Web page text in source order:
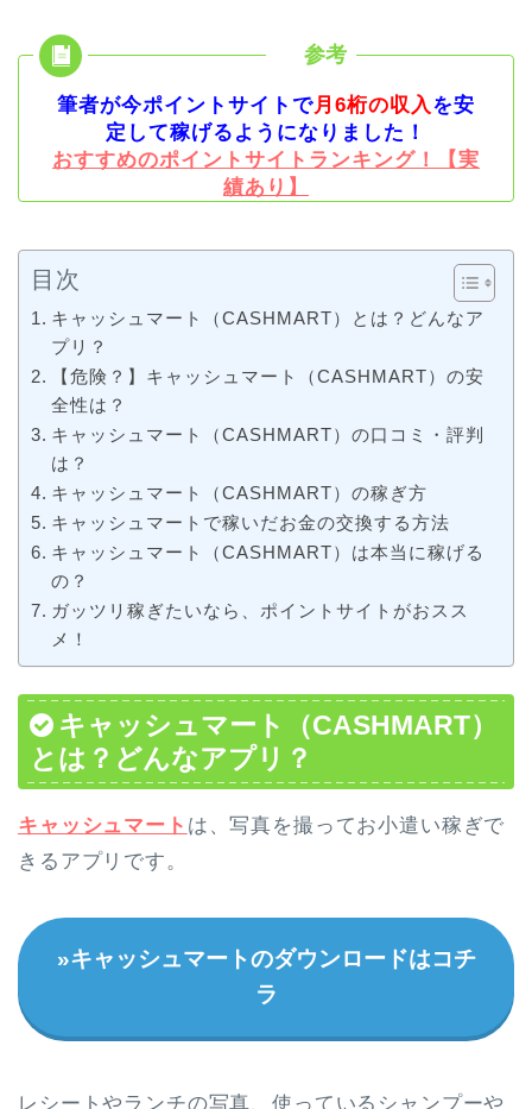
筆者が今ポイントサイトで月6桁の収入を安
定して稼げるようになりました！
おすすめのポイントサイトランキング！【実
績あり】
目次
キャッシュマート（CASHMART）とは？どんなア
プリ？
【危険？】キャッシュマート（CASHMART）の安
全性は？
キャッシュマート（CASHMART）の口コミ・評判
は？
キャッシュマート（CASHMART）の稼ぎ方
キャッシュマートで稼いだお金の交換する方法
キャッシュマート（CASHMART）は本当に稼げる
の？
ガッツリ稼ぎたいなら、ポイントサイトがおスス
メ！
キャッシュマート（CASHMART）
とは？どんなアプリ？
キャッシュマート は、写真を撮ってお小遣い稼ぎで
きるアプリです。
»キャッシュマートのダウンロードはコチ
ラ
レシートやランチの写真、使っているシャンプーや